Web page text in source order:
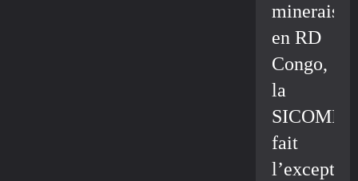
minerais
en RD
Congo,
la
fait